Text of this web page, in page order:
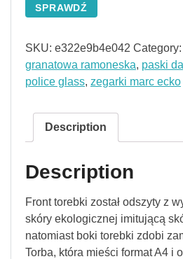
SPRAWDŹ
SKU: e322e9b4e042 Category:
granatowa ramoneska, paski
police glass, zegarki marc ecko
Description
Description
Front torebki został odszyty z
skóry ekologicznej imitującą
natomiast boki torebki zdobi
Torba, która mieści format A4 i